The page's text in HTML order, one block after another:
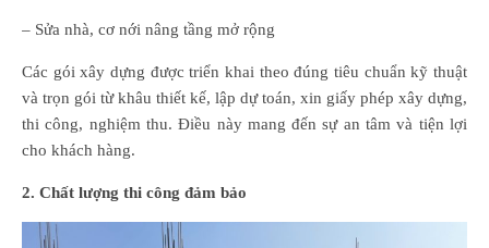
– Sửa nhà, cơ nới nâng tầng mở rộng
Các gói xây dựng được triển khai theo đúng tiêu chuẩn kỹ thuật
và trọn gói từ khâu thiết kế, lập dự toán, xin giấy phép xây dựng,
thi công, nghiệm thu. Điều này mang đến sự an tâm và tiện lợi
cho khách hàng.
2. Chất lượng thi công đảm bảo